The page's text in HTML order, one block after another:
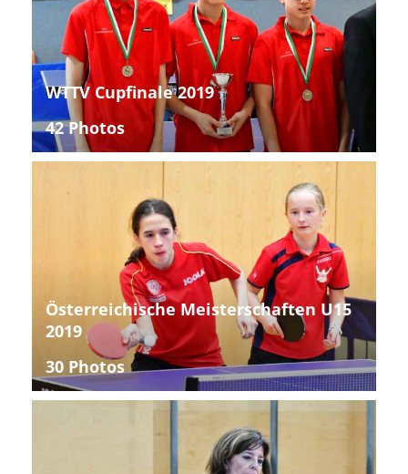
WTTV Cupfinale 2019
42 Photos
Österreichische Meisterschaften U15
2019
30 Photos